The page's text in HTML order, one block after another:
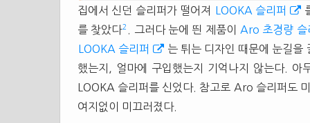
집에서 신던 슬리퍼 가 떨어져 LOOKA 슬리퍼
를 찾았다2 . 그러다 눈에 띈 제품이 Aro 초경량 슬
LOOKA 슬리퍼
는 튀는 디자인 때문에 눈길을
했는지, 얼마에 구입했는지 기억나지 않는다.
LOOKA 슬리퍼 를 신었다. 참고로 Aro 슬리퍼 도
여지없이 미끄러졌다.